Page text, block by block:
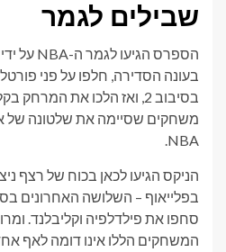
שבילים לגמר
בסיבוב 2, ואז הלכו את
משחקים שסיימה את שלטונה של
NBA.